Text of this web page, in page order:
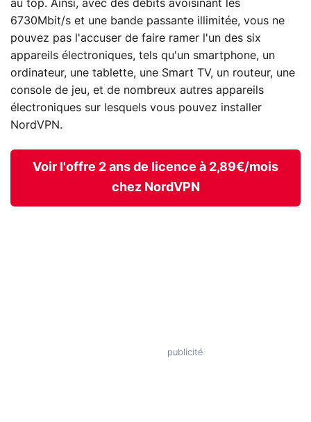
au top. Ainsi, avec des débits avoisinant les
6730Mbit/s et une bande passante illimitée, vous ne
pouvez pas l'accuser de faire ramer l'un des six
appareils électroniques, tels qu'un smartphone, un
ordinateur, une tablette, une Smart TV, un routeur, une
console de jeu, et de nombreux autres appareils
électroniques sur lesquels vous pouvez installer
NordVPN.
Voir l'offre 2 ans de licence à 2,89€/mois
chez NordVPN